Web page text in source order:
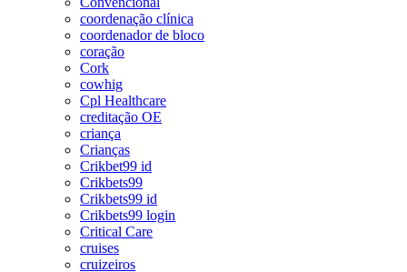
coordenação clínica
coordenador de bloco
coração
Cork
cowhig
Cpl Healthcare
creditação OE
criança
Crianças
Crikbet99 id
Crikbets99
Crikbets99 id
Crikbets99 login
Critical Care
cruises
cruizeiros